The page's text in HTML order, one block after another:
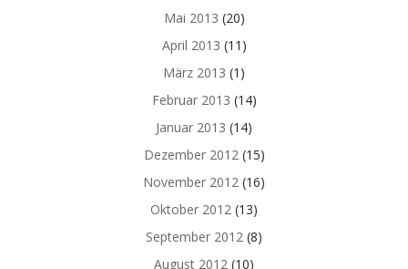
Mai 2013 (20)
April 2013 (11)
März 2013 (1)
Februar 2013 (14)
Januar 2013 (14)
Dezember 2012(15)
November 2012 (16)
Oktober 2012 (13)
September 2012 (8)
August 2012 (10)